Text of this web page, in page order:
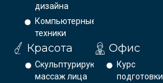
дизайна
Компьютерные
техники
Красота
Скульптурирующий
массаж лица
Офис
Курс
подготовки